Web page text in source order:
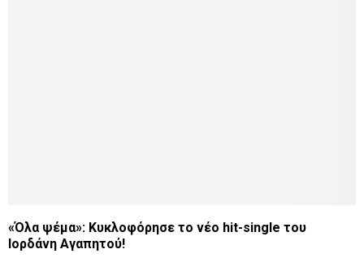
«Όλα ψέμα»: Κυκλοφόρησε το νέο hit-single του
Ιορδάνη Αγαπητού!